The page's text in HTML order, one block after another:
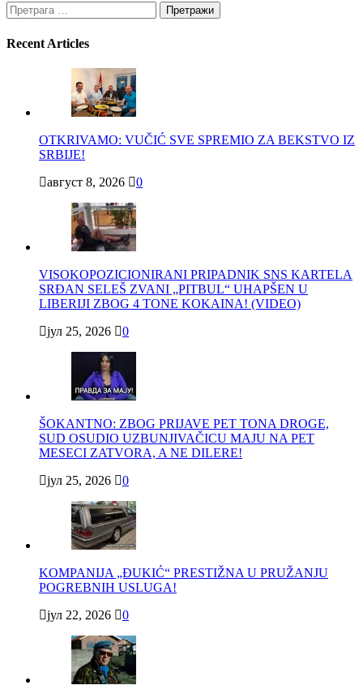
Претрага
за:
Recent Articles
OTKRIVAMO: VUČIĆ SVE SPREMIO ZA BEKSTVO IZ
SRBIJE!
август 8, 2026
0
VISOKOPOZICIONIRANI PRIPADNIK SNS KARTELA
SRĐAN SELEŠ ZVANI „PITBUL“ UHAPŠEN U
LIBERIJI ZBOG 4 TONE KOKAINA! (VIDEO)
јул 25, 2026
0
ŠOKANTNO: ZBOG PRIJAVE PET TONA DROGE,
SUD OSUDIO UZBUNJIVAČICU MAJU NA PET
MESECI ZATVORA, A NE DILERE!
јул 25, 2026
0
KOMPANIJA „ĐUKIĆ“ PRESTIŽNA U PRUŽANJU
POGREBNIH USLUGA!
јул 22, 2026
0